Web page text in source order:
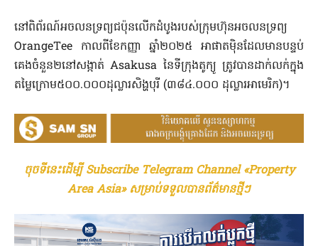
នៅពិព័រណ៍អចលនទ្រព្យជប៉ុនលើកដំបូងរបស់ក្រុមហ៊ុនអចលនទ្រព្យ
OrangeTee កាលពីខែកញ្ញា ឆ្នាំ២០២៥ អាផាតមុិនដែលមានបន្ទប់
គេងចំនួន២នៅសង្កាត់ Asakusa នៃទីក្រុងតូក្យូ ត្រូវបានដាក់លក់ក្នុង
តម្លៃក្រោម៥០០.០០០ដុល្លារសិង្ហបុរី (៣៨៤.០០០ ដុល្លារអាមេរិក)។
ចុចទីនេះដើម្បី Subscribe Telegram Channel «Property
Area Asia» សម្រាប់ទទួលបានព័ត៌មានថ្មីៗ